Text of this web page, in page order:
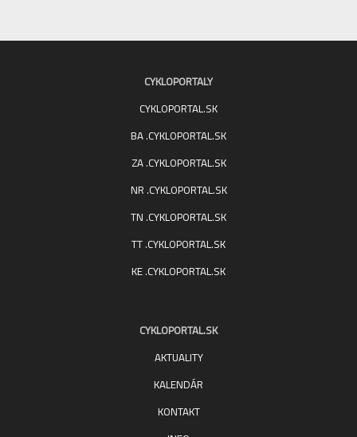
CYKLOPORTALY
CYKLOPORTAL.SK
BA .CYKLOPORTAL.SK
ZA .CYKLOPORTAL.SK
NR .CYKLOPORTAL.SK
TN .CYKLOPORTAL.SK
TT .CYKLOPORTAL.SK
KE .CYKLOPORTAL.SK
CYKLOPORTAL.SK
AKTUALITY
KALENDÁR
KONTAKT